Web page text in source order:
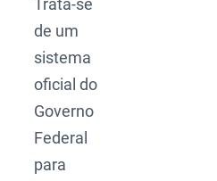
Trata-se
de um
sistema
oficial do
Governo
Federal
para